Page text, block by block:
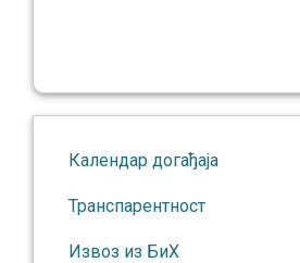
Календар догађаја
Транспарентност
Извоз из БиХ